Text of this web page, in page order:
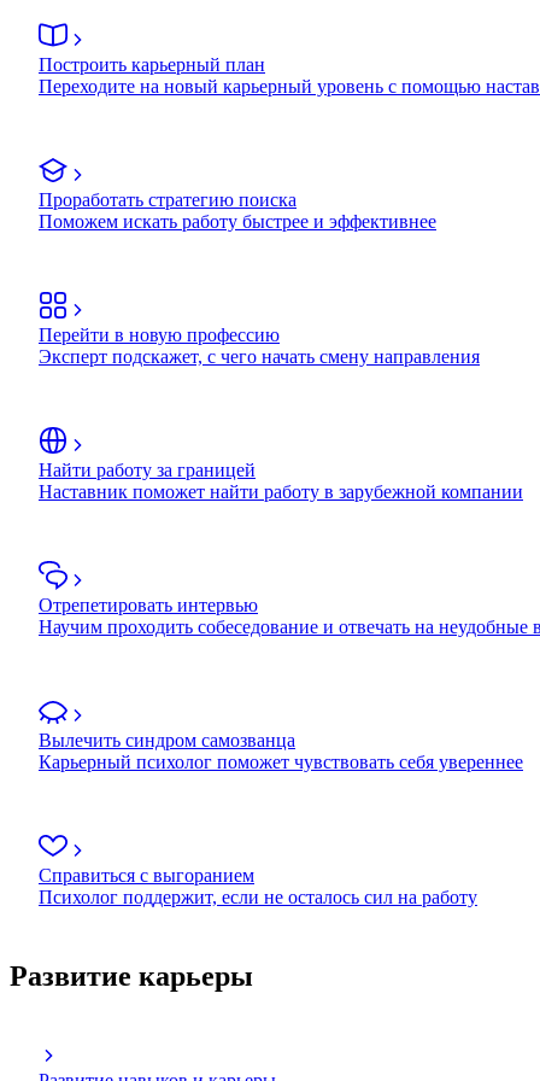
Построить карьерный план
Переходите на новый карьерный уровень с помощью
Проработать стратегию поиска
Поможем искать работу быстрее и эффективнее
Перейти в новую профессию
Эксперт подскажет, с чего начать смену направления
Найти работу за границей
Наставник поможет найти работу в зарубежной компании
Отрепетировать интервью
Научим проходить собеседование и отвечать на неудобные
Вылечить синдром самозванца
Карьерный психолог поможет чувствовать себя увереннее
Справиться с выгоранием
Психолог поддержит, если не осталось сил на работу
Развитие карьеры